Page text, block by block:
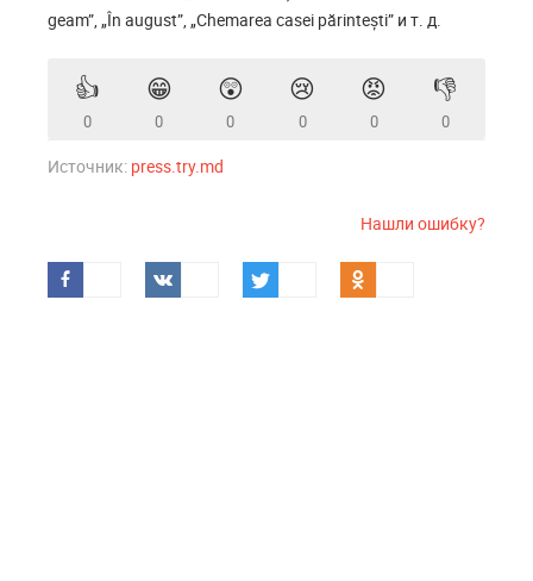
geam”, „În august”, „Chemarea casei părintești” и т. д.
👍
0
😁
0
😲
0
😢
0
😡
0
👎
0
Источник: press.try.md
Нашли ошибку?